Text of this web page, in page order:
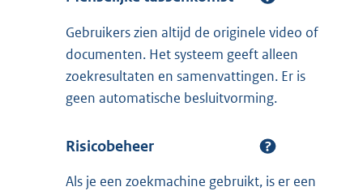
Gebruikers zien altijd de originele video of
documenten. Het systeem geeft alleen
zoekresultaten en samenvattingen. Er is
geen automatische besluitvorming.
Risicobeheer
Als je een zoekmachine gebruikt, is er een